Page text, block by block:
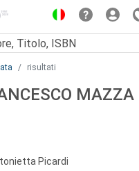
risultati
MAZZA
Picardi